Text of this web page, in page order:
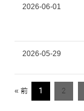
2026-06-01
2026-05-29
« 前 1 2